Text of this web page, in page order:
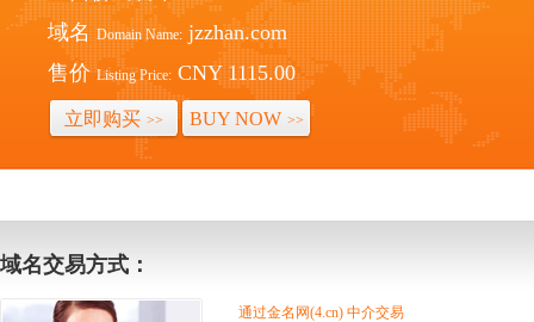
域名 Domain Name: jzzhan.com
售价 Listing Price: CNY 1115.00
立即购买 >> BUY NOW >>
域名交易方式：
通过金名网(4.cn) 中介交易